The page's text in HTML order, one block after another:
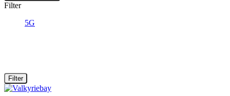
Filter
5G
Filter